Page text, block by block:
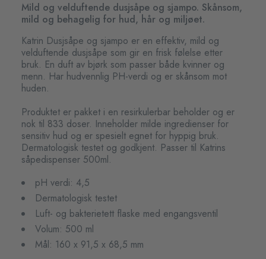
Mild og velduftende dusjsåpe og sjampo. Skånsom,
mild og behagelig for hud, hår og miljøet.
Katrin Dusjsåpe og sjampo er en effektiv, mild og
velduftende dusjsåpe som gir en frisk følelse etter
bruk. En duft av bjørk som passer både kvinner og
menn. Har hudvennlig PH-verdi og er skånsom mot
huden.
Produktet er pakket i en resirkulerbar beholder og er
nok til 833 doser. Inneholder milde ingredienser for
sensitiv hud og er spesielt egnet for hyppig bruk.
Dermatologisk testet og godkjent. Passer til Katrins
såpedispenser 500ml.
pH verdi: 4,5
Dermatologisk testet
Luft- og bakterietett flaske med engangsventil
Volum: 500 ml
Mål: 160 x 91,5 x 68,5 mm